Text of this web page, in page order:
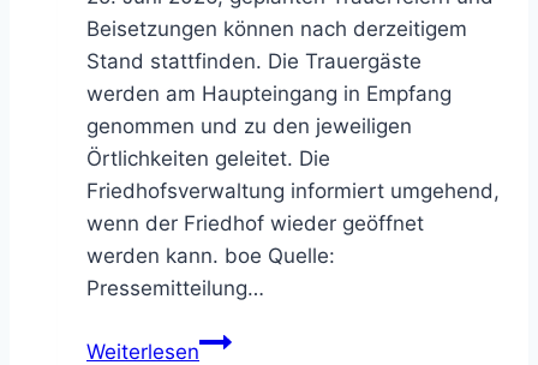
Beisetzungen können nach derzeitigem
Stand stattfinden. Die Trauergäste
werden am Haupteingang in Empfang
genommen und zu den jeweiligen
Örtlichkeiten geleitet. Die
Friedhofsverwaltung informiert umgehend,
wenn der Friedhof wieder geöffnet
werden kann. boe Quelle:
Pressemitteilung…
WeiterlesenWildschweinsichtung: